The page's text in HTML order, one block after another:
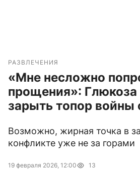
РАЗВЛЕЧЕНИЯ
«Мне несложно
прощения»: Глюкоза
зарыть топор
Возможно, жирная точка в
конфликте уже не за горами
19 февраля 2026, 12:00 13